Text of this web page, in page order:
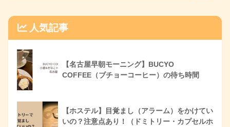
人気記事
【名古屋早朝モーニング】BUCYO
COFFEE（ブチョーコーヒー）の待ち時間
【ホステル】目覚まし（アラーム）をかけてい
いの？注意点あり！（ドミトリー・カプセルホ